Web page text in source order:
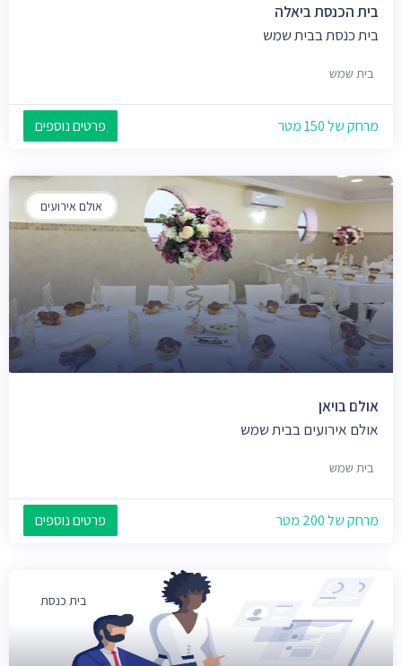
בית הכנסת ביאלה
בית כנסת בבית שמש
בית שמש
מרחק של 150 מטר פרטים נוספים
אולם אירועים
אולם בויאן
אולם אירועים בבית שמש
בית שמש
מרחק של 200 מטר פרטים נוספים
בית כנסת